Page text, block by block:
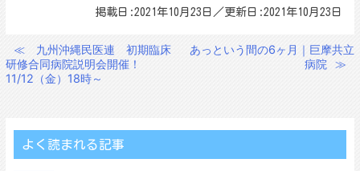
掲載日:2021年10月23日／更新日:2021年10月23日
投
稿
≪
九州沖縄民医連 初期臨床
研修合同病院説明会開催！
11/12（金）18時～
あっという間の6ヶ月｜巨摩共立
病院
≫
よく読まれる記事